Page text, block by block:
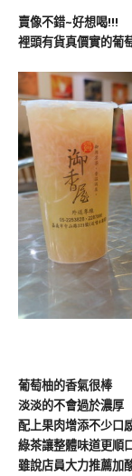
賣像不錯~好想喝!!!
裡頭有貨真價實的葡
葡萄柚的香氣很棒
淡淡的不會過於濃厚
配上果肉增添不少口
綠茶讓整體味道更順
雖說店員大力推薦加